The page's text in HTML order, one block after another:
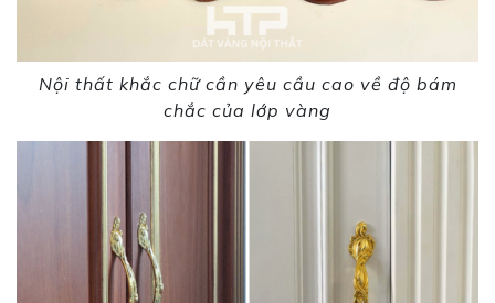
Nội thất khắc chữ cần yêu cầu cao về độ bám
chắc của lớp vàng